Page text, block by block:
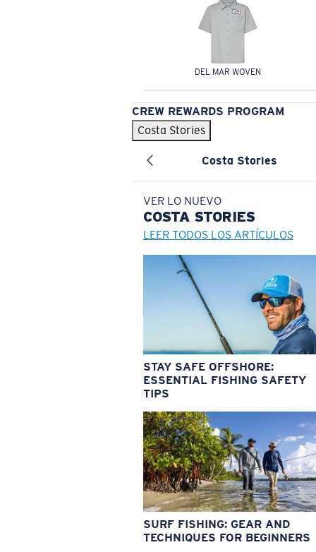
DEL MAR WOVEN
CREW REWARDS PROGRAM
Costa Stories
Costa Stories
VER LO NUEVO
COSTA STORIES
LEER TODOS LOS ARTÍCULOS
STAY SAFE OFFSHORE:
ESSENTIAL FISHING SAFETY
TIPS
SURF FISHING: GEAR AND
TECHNIQUES FOR BEGINNERS